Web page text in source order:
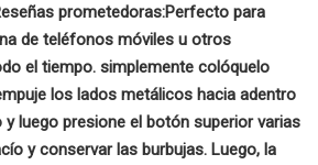
prometedoras:Perfecto para
de teléfonos móviles u otros
el tiempo. simplemente colóquelo
los lados metálicos hacia adentro
y luego presione el botón superior varias
y conservar las burbujas. Luego, la